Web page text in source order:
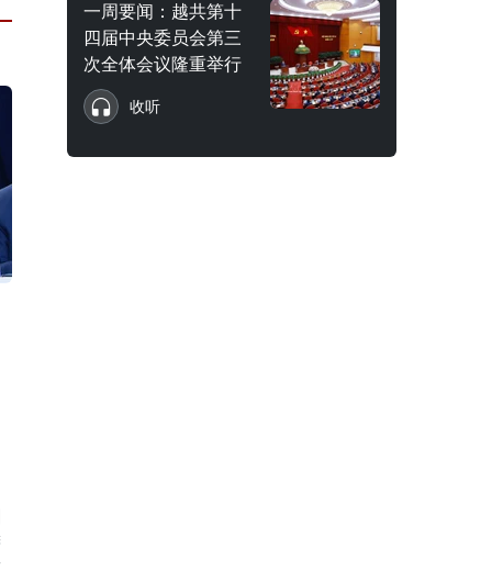
一周要闻：越共第十
四届中央委员会第三
次全体会议隆重举行
收听